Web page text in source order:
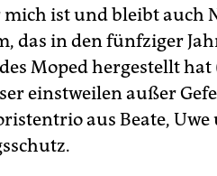
ist und bleibt auch
das in den fünfziger
Moped hergestellt
einstweilen außer
aus Beate,